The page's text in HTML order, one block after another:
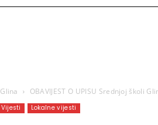
Glina OBAVIJEST O UPISU Srednjoj školi
Vijesti Lokalne vijesti